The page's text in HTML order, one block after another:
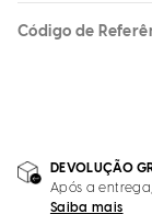
Código de
DEVOLUÇÃO
Após a
Saiba mais